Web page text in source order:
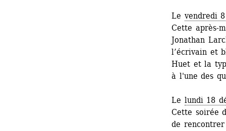
Le vendredi
Cette après-
Jonathan
l’écrivain et
Huet et la
à l'une des
Le lundi 18
Cette soirée
de